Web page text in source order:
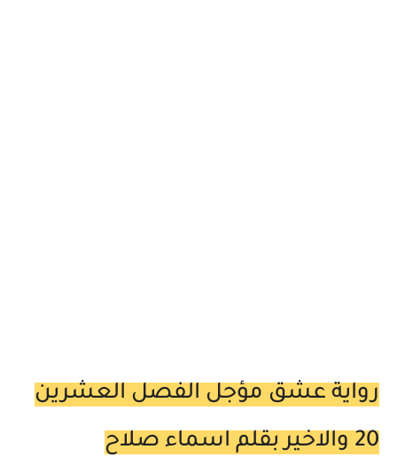
رواية عشق مؤجل الفصل العشرين
20 والاخير بقلم اسماء صلاح